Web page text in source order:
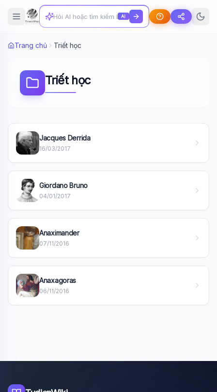
AI
Trang chủ Triết học
Triết học
Jacques Derrida
16/03/2017
Giordano Bruno
04/01/2017
Anaximander
07/11/2016
Anaxagoras
06/11/2016
🤖
🎓
về các bài viết trên Wiki!
📚 Lịch sử Việt Nam